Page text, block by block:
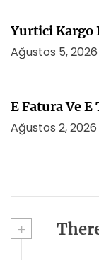
Yurtici Kargo
Ağustos 5, 2026
E Fatura Ve
Ağustos 2, 2026
+